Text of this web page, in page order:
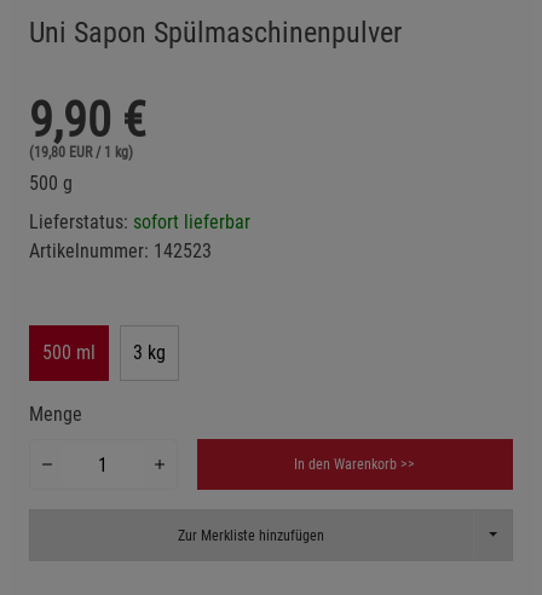
Uni Sapon Spülmaschinenpulver
9,90 €
(19,80 EUR / 1 kg)
500 g
Lieferstatus: sofort lieferbar
Artikelnummer: 142523
500 ml 3 kg
Menge
In den Warenkorb >>
Zur Merkliste hinzufügen Toggle